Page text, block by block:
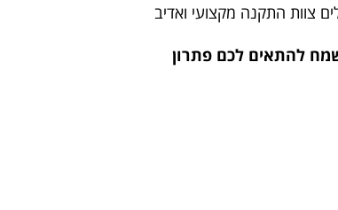
צוות התקנה מקצועי ואדיב
להתאים לכם פתרון